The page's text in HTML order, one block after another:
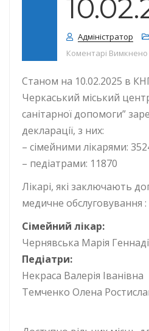
Адміністратор
Коментарі Вимкнено
Станом на 10.02.2025 в
Черкаський міський
санітарної допомоги”
декларації, з них:
– сімейними лікарями:
– педіатрами: 11870
Лікарі, які заключають
медичне обслуговування :
Сімейний лікар:
Чернявська Марія
Педіатри:
Некраса Валерія Іванівна
Темченко Олена